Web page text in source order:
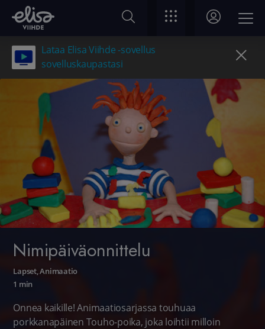
Lataa Elisa Viihde -sovellus
sovelluskaupastasi
Nimipäiväonnittelu
Lapset,Animaatio
1 min
Onnea kaikille! Animaatiosarjassa touhuaa
porkkanapäinen Touho-poika, joka loihtii milloin